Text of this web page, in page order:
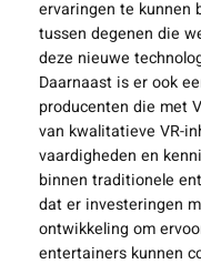
Hoewel virtual reality
aanzienlijke
Een van de grootste
toegankelijkheid. Niet
benodigde
ervaringen te kunnen
tussen degenen die
deze nieuwe
Daarnaast is er ook
producenten die met
van kwalitatieve VR-